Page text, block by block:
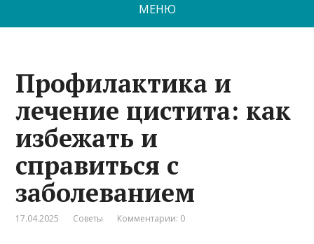
МЕНЮ
Профилактика и
лечение цистита: как
избежать и
справиться с
заболеванием
17.04.2025 Советы Комментарии: 0